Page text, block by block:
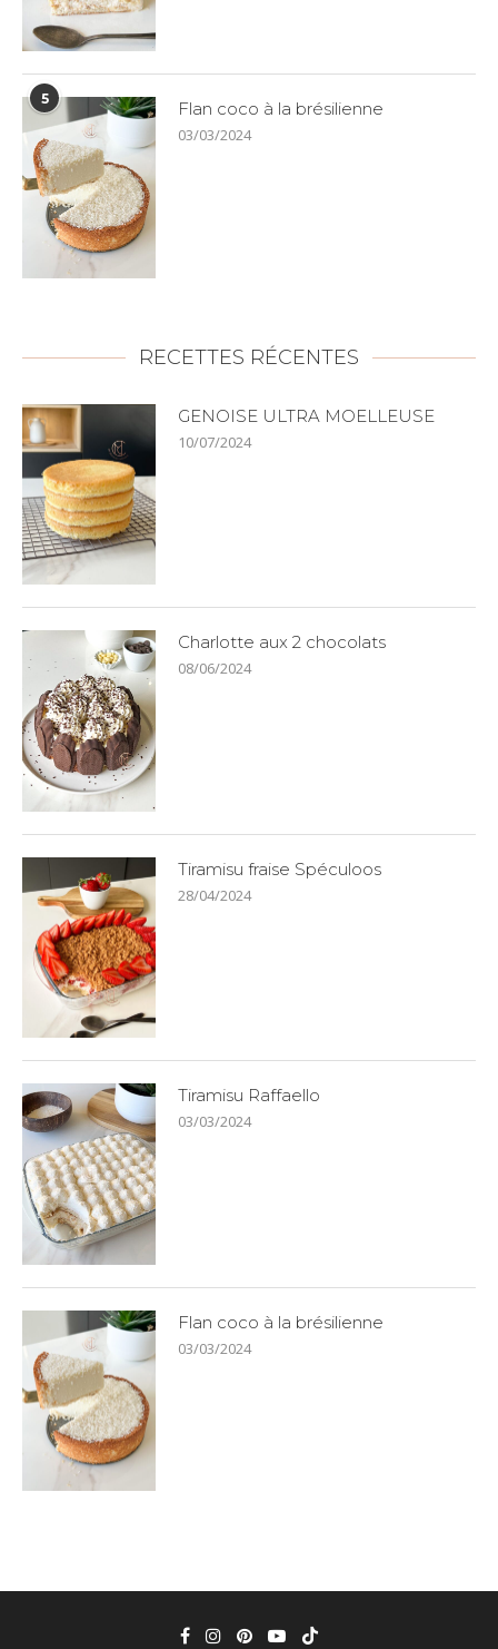
5
Flan coco à la brésilienne
03/03/2024
RECETTES RÉCENTES
GENOISE ULTRA MOELLEUSE
10/07/2024
Charlotte aux 2 chocolats
08/06/2024
Tiramisu fraise Spéculoos
28/04/2024
Tiramisu Raffaello
03/03/2024
Flan coco à la brésilienne
03/03/2024